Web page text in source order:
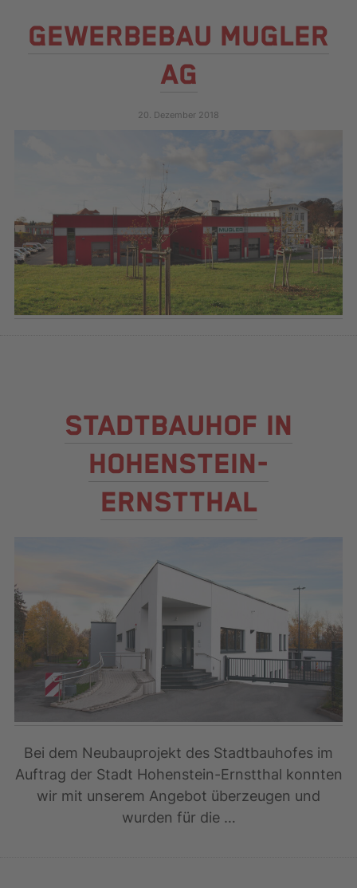
GEWERBEBAU MUGLER
AG
20. Dezember 2018
STADTBAUHOF IN
HOHENSTEIN-
ERNSTTHAL
Bei dem Neubauprojekt des Stadtbauhofes im
Auftrag der Stadt Hohenstein-Ernstthal konnten
wir mit unserem Angebot überzeugen und
wurden für die …